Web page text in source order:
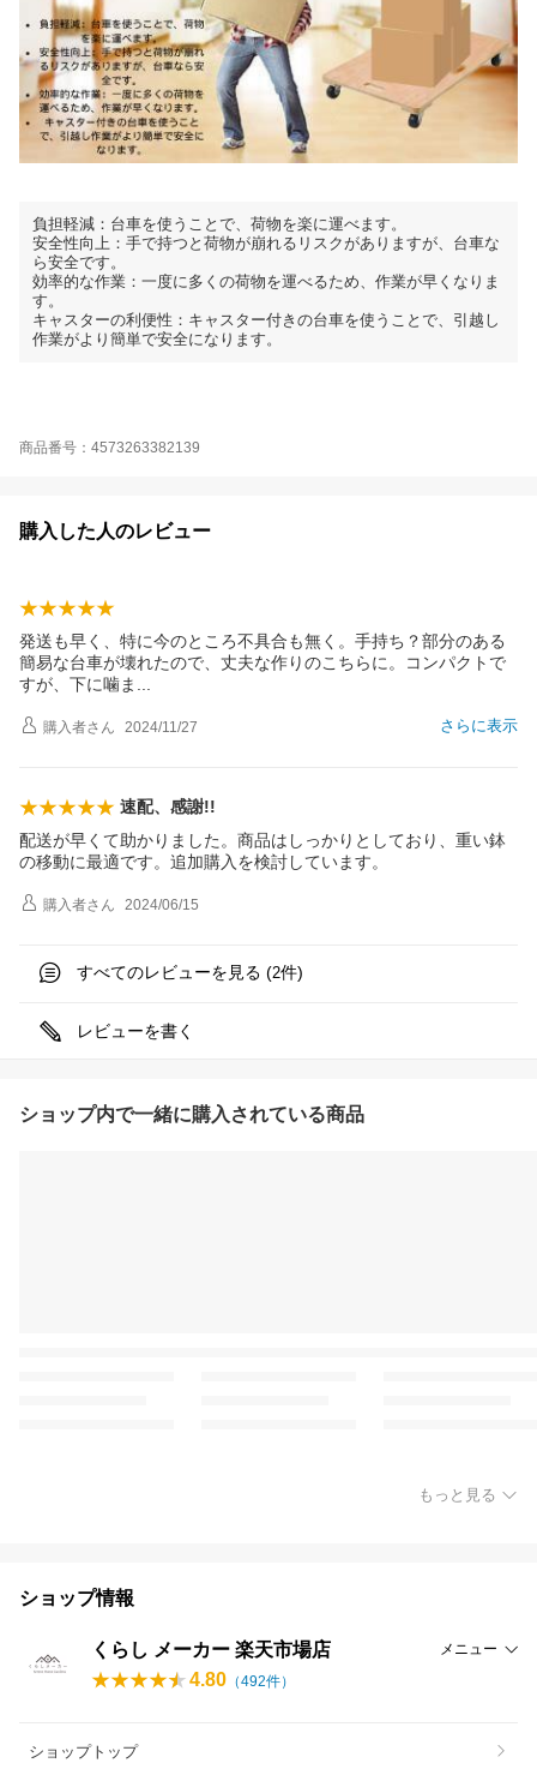
負担軽減：台車を使うことで、荷物を楽に運べます。
安全性向上：手で持つと荷物が崩れるリスクがありますが、台車な
ら安全です。
効率的な作業：一度に多くの荷物を運べるため、作業が早くなりま
す。
キャスターの利便性：キャスター付きの台車を使うことで、引越し
作業がより簡単で安全になります。
商品番号：4573263382139
購入した人のレビュー
発送も早く、特に今のところ不具合も無く。手持ち？部分のある
簡易な台車が壊れたので、丈夫な作りのこちらに。コンパクトで
すが、下に噛ま
さらに表示
購入者さん 2024/11/27
速配、感謝!!
配送が早くて助かりました。商品はしっかりとしており、重い鉢
の移動に最適です。追加購入を検討しています。
購入者さん 2024/06/15
すべてのレビューを見る (2件)
レビューを書く
ショップ内で一緒に購入されている商品
もっと見る
ショップ情報
くらし メーカー 楽天市場店 メニュー
4.80 （492件）
ショップトップ